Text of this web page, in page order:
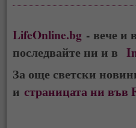
LifeOnline.bg - вече и
последвайте ни и в
За още светски
истраницата ни във